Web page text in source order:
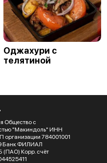
Оджахури с
телятиной
Общество с
"Макиндоль" ИНН
организации 784001001
Банк ФИЛИАЛ
Корр. счёт